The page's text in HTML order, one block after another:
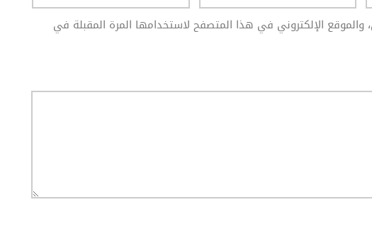
والموقع الإلكتروني في هذا المتصفح لاستخدامها المرة المقبلة في